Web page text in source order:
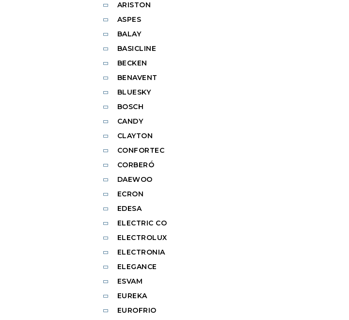
ARISTON
ASPES
BALAY
BASICLINE
BECKEN
BENAVENT
BLUESKY
BOSCH
CANDY
CLAYTON
CONFORTEC
CORBERÓ
DAEWOO
ECRON
EDESA
ELECTRIC CO
ELECTROLUX
ELECTRONIA
ELEGANCE
ESVAM
EUREKA
EUROFRIO